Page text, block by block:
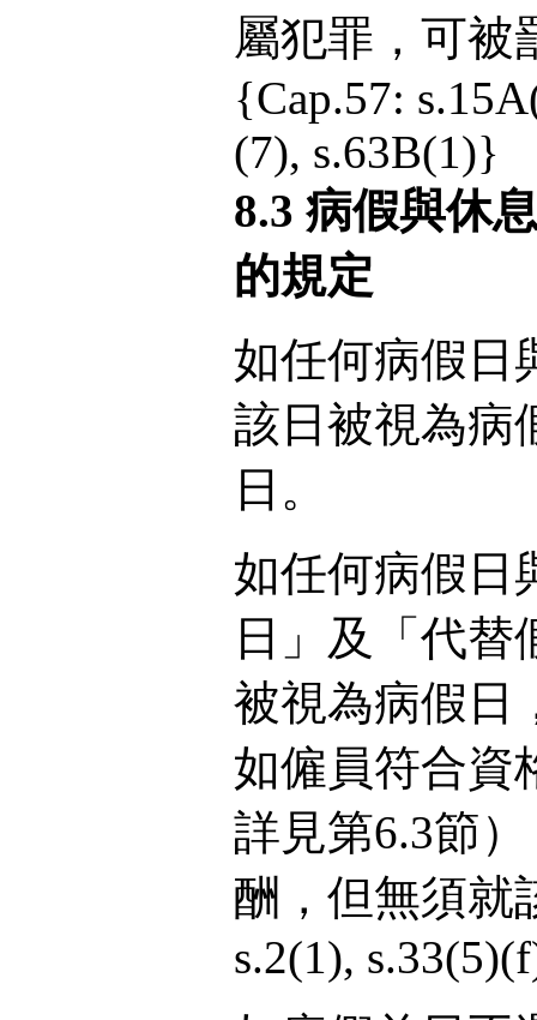
屬犯罪，可被
{Cap.57:
(7), s.63B(1)}
8.3 病假與休
的規定
如任何病假日
該日被視為病
日。
如任何病假日
日」及「代
被視為病假日
如僱員符合資
詳見第6.3節
酬，但無須就
s.2(1),